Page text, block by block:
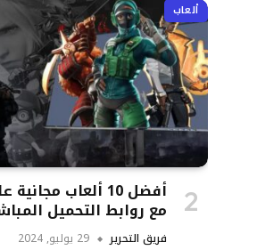
ألعاب
أفضل 10 ألعاب
مع روابط التحميل
فريق التحرير 29 يوليو, 2024